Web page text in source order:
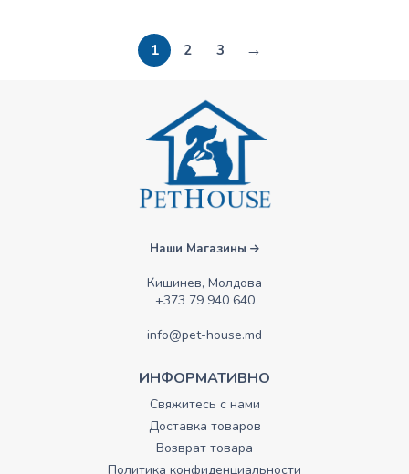
1 2 3 →
Наши Магазины
Кишинев, Молдова
+373 79 940 640
info@pet-house.md
ИНФОРМАТИВНО
Свяжитесь с нами
Доставка товаров
Возврат товара
Политика конфиденциальности